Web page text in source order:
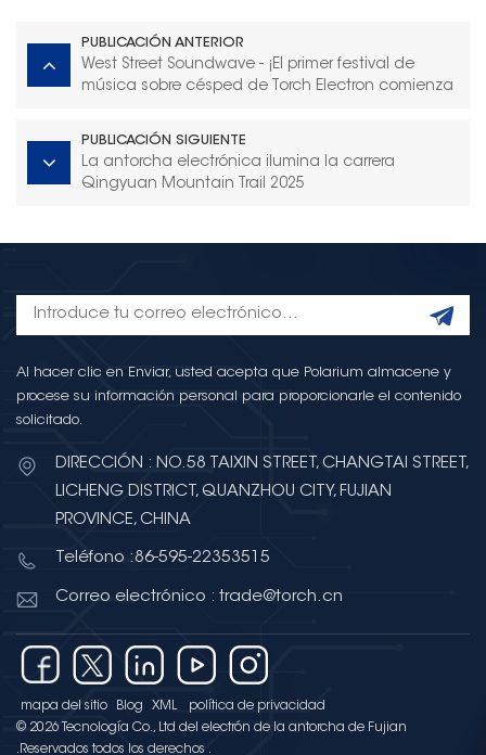
PUBLICACIÓN ANTERIOR
West Street Soundwave - ¡El primer festival de
música sobre césped de Torch Electron comienza
PUBLICACIÓN SIGUIENTE
La antorcha electrónica ilumina la carrera
Qingyuan Mountain Trail 2025
Al hacer clic en Enviar, usted acepta que Polarium almacene y
procese su información personal para proporcionarle el contenido
solicitado.
DIRECCIÓN : NO.58 TAIXIN STREET, CHANGTAI STREET,
LICHENG DISTRICT, QUANZHOU CITY, FUJIAN
PROVINCE, CHINA
Teléfono :86-595-22353515
Correo electrónico : trade@torch.cn
mapa del sitio Blog XML
política de privacidad
© 2026 Tecnología Co., Ltd del electrón de la antorcha de Fujian
.Reservados todos los derechos .